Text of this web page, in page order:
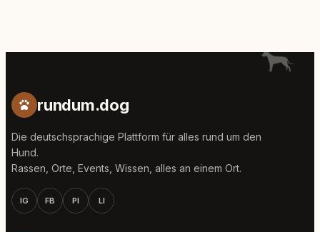
rundum.dog
Die deutschsprachige Plattform für alles rund um den
Hund.
Rassen, Orte, Events, Wissen, alles an einem Ort.
IG FB PI LI